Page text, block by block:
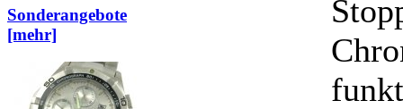
Sonderangebote
[mehr]